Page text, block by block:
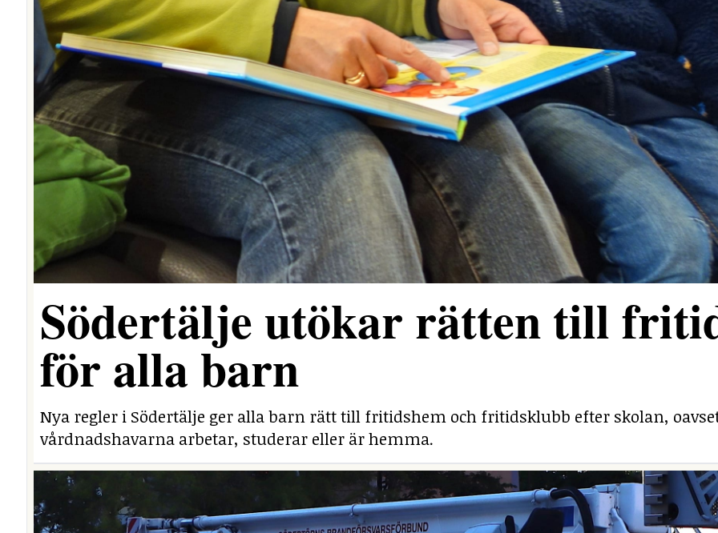
Södertälje utökar rätten till
för alla barn
Nya regler i Södertälje ger alla barn rätt till fritidshem och fritidsklubb efter skolan,
vårdnadshavarna arbetar, studerar eller är hemma.